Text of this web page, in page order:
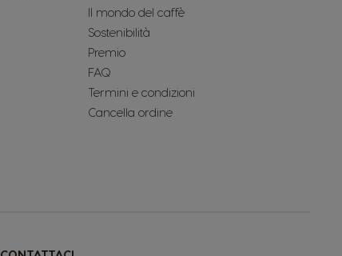
Il mondo del caffè
Sostenibilità
Premio
FAQ
Termini e condizioni
Cancella ordine